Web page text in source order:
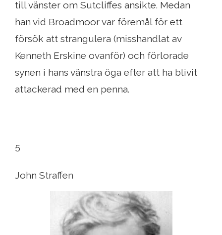
till vänster om Sutcliffes ansikte. Medan
han vid Broadmoor var föremål för ett
försök att strangulera (misshandlat av
Kenneth Erskine ovanför) och förlorade
synen i hans vänstra öga efter att ha blivit
attackerad med en penna.
5
John Straffen